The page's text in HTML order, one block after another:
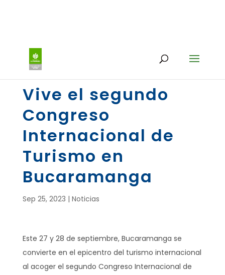
Vive el segundo
Congreso
Internacional de
Turismo en
Bucaramanga
Sep 25, 2023 | Noticias
Este 27 y 28 de septiembre, Bucaramanga se
convierte en el epicentro del turismo internacional
al acoger el segundo Congreso Internacional de